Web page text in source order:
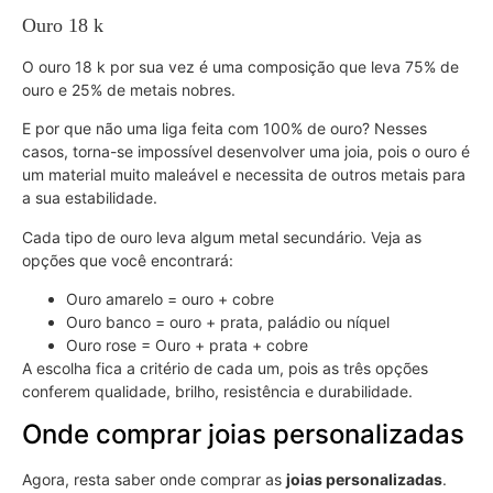
Ouro 18 k
O ouro 18 k por sua vez é uma composição que leva 75% de
ouro e 25% de metais nobres.
E por que não uma liga feita com 100% de ouro? Nesses
casos, torna-se impossível desenvolver uma joia, pois o ouro é
um material muito maleável e necessita de outros metais para
a sua estabilidade.
Cada tipo de ouro leva algum metal secundário. Veja as
opções que você encontrará:
Ouro amarelo = ouro + cobre
Ouro banco = ouro + prata, paládio ou níquel
Ouro rose = Ouro + prata + cobre
A escolha fica a critério de cada um, pois as três opções
conferem qualidade, brilho, resistência e durabilidade.
Onde comprar joias personalizadas
Agora, resta saber onde comprar as joias personalizadas.